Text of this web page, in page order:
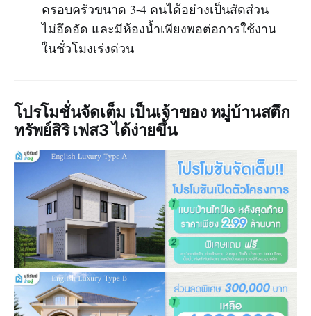
ครอบครัวขนาด 3-4 คนได้อย่างเป็นสัดส่วน
ไม่อึดอัด และมีห้องน้ำเพียงพอต่อการใช้งาน
ในชั่วโมงเร่งด่วน
โปรโมชั่นจัดเต็ม เป็นเจ้าของ หมู่บ้านสตึก
ทรัพย์สิริ เฟส3 ได้ง่ายขึ้น